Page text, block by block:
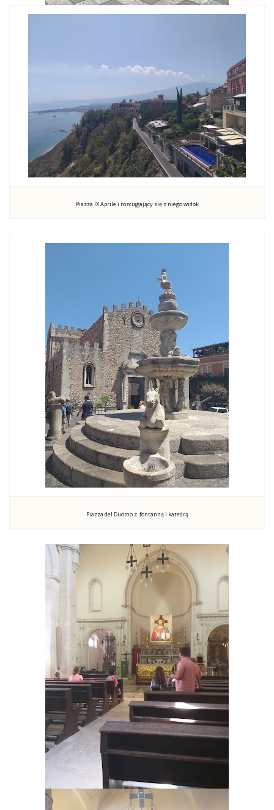
Piazza IX Aprile i rozciągający się z niego widok
Piazza del Duomo z fontanną i katedrą